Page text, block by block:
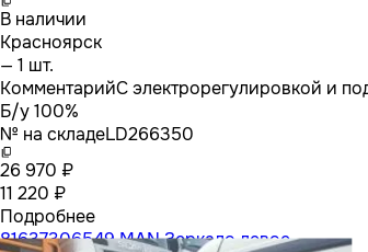
В наличии
Красноярск
— 1 шт.
КомментарийС электрорегулировкой и
Б/у 100%
№ на складеLD266350
26 970 ₽
11 220 ₽
Подробнее
81637306549 MAN Зеркало левое